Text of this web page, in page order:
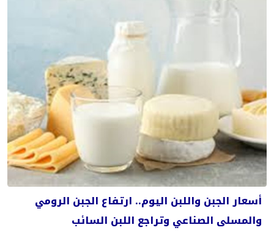
أسعار الجبن واللبن اليوم.. ارتفاع الجبن الرومي
والمسلى الصناعي وتراجع اللبن السائب